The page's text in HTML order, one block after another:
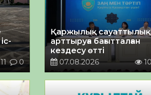
0
Қаржылық
арттыруға бағытталған
кездесу өтті
07.08.2026